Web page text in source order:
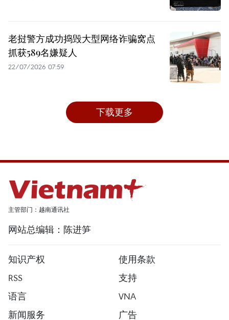
老挝警方成功捣毁大型网络诈骗窝点
抓获589名嫌疑人
22/07/2026 07:59
下载更多
主管部门：越南通讯社
网站总编辑：陈进笋
知识产权
使用条款
RSS
支持
语言
VNA
新闻服务
广告